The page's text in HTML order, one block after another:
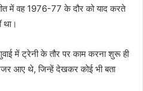
में वह 1976-77 के दौर को याद करते
था।
में ट्रेनी के तौर पर काम करना शुरू ही
आए थे, जिन्हें देखकर कोई भी बता